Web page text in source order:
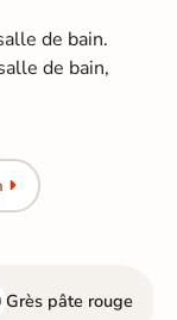
de bain.
de bain,
Grès pâte rouge